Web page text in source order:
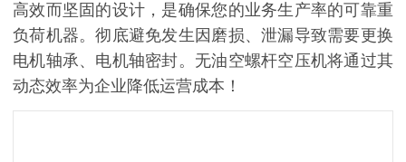
高效而坚固的设计，是确保您的业务生产率的可靠重
负荷机器。彻底避免发生因磨损、泄漏导致需要更换
电机轴承、电机轴密封。无油空螺杆空压机将通过其
动态效率为企业降低运营成本！